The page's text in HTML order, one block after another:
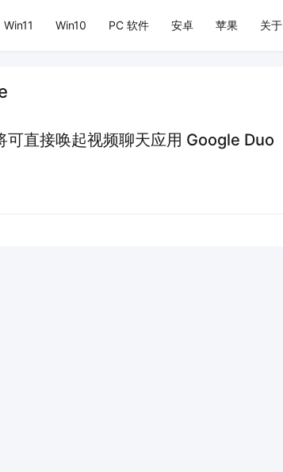
Win11 Win10 PC 软件 安卓 苹果 关于
直接唤起视频聊天应用 Google Duo